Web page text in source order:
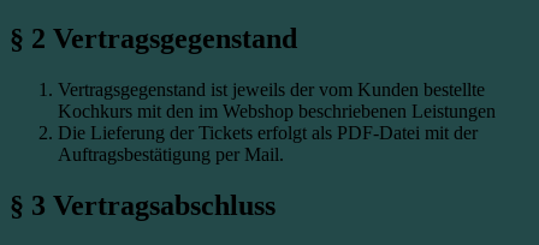
§ 2 Vertragsgegenstand
Vertragsgegenstand ist jeweils der vom Kunden bestellte
Kochkurs mit den im Webshop beschriebenen Leistungen
Die Lieferung der Tickets erfolgt als PDF-Datei mit der
Auftragsbestätigung per Mail.
§ 3 Vertragsabschluss